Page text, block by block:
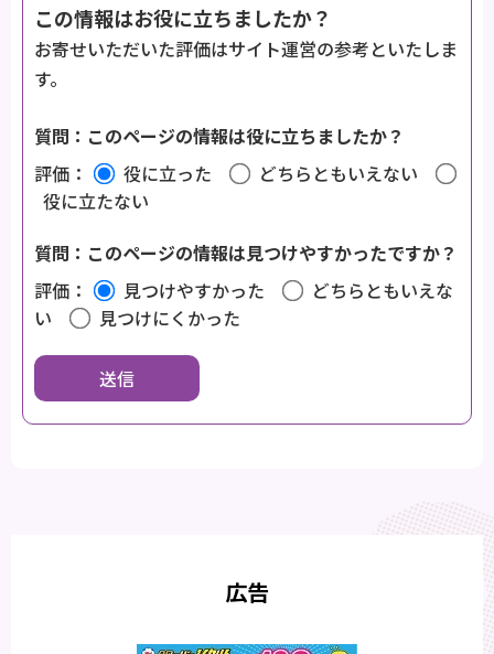
この情報はお役に立ちましたか？
お寄せいただいた評価はサイト運営の参考といたしま
す。
質問：このページの情報は役に立ちましたか？
評価：
役に立った
どちらともいえない
役に立たない
質問：このページの情報は見つけやすかったですか？
評価：
見つけやすかった
どちらともいえな
い
見つけにくかった
広告